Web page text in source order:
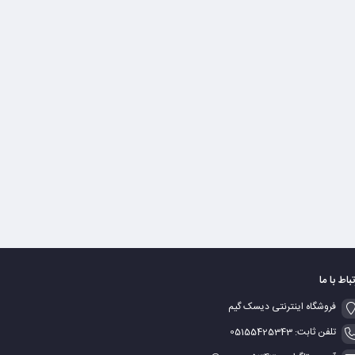
با ما
فروشگاه اینترنتی دیسک گیم
تلفن ثابت: 05155425343